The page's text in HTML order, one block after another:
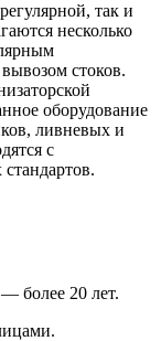
так и
несколько
стоков.
оборудование
ливневых и
с
более 20 лет.